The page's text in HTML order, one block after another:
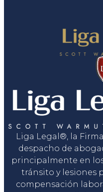
Liga Legal®, la
despacho de
principalmente en
tránsito y lesiones
compensación